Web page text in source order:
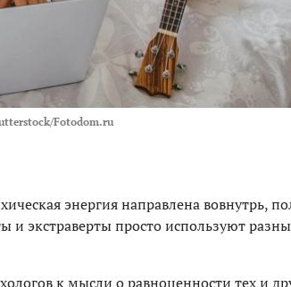
Fotodom.ru
энергия направлена вовнутрь,
экстраверты просто используют
к мысли о равноценности тех и